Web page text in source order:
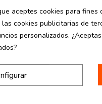
han comprado:
aceptes cookies para fines
cookies publicitarias de
personalizados.